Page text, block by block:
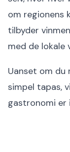
om regionens
tilbyder
med de lokale
Uanset om
simpel tapas,
gastronomi er